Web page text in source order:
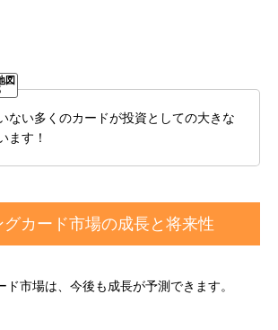
ない多くのカードが投資としての大きな
ます！
グカード市場の成長と将来性
ド市場は、今後も成長が予測できます。